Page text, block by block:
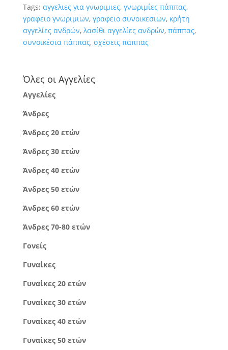
Tags: αγγελιες για γνωριμιες, γνωριμίες πάππας,
γραφειο γνωριμιων, γραφειο συνοικεσιων, κρήτη
αγγελίες ανδρών, λασίθι αγγελίες ανδρών, πάππας,
συνοικέσια πάππας, σχέσεις πάππας
Όλες οι Αγγελίες
Αγγελίες
Άνδρες
Άνδρες 20 ετών
Άνδρες 30 ετών
Άνδρες 40 ετών
Άνδρες 50 ετών
Άνδρες 60 ετών
Άνδρες 70-80 ετών
Γονείς
Γυναίκες
Γυναίκες 20 ετών
Γυναίκες 30 ετών
Γυναίκες 40 ετών
Γυναίκες 50 ετών